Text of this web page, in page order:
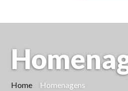
Home Homenagens